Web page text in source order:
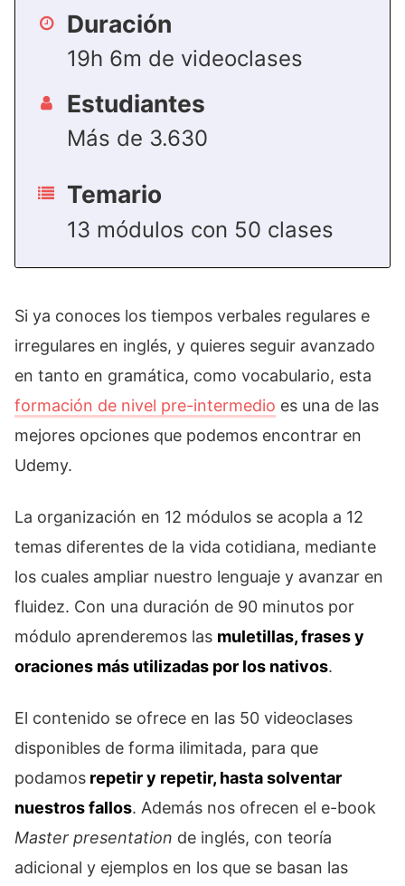
Duración
19h 6m de videoclases
Estudiantes
Más de 3.630
Temario
13 módulos con 50 clases
Si ya conoces los tiempos verbales regulares e
irregulares en inglés, y quieres seguir avanzado
en tanto en gramática, como vocabulario, esta
formación de nivel pre-intermedio es una de las
mejores opciones que podemos encontrar en
Udemy.
La organización en 12 módulos se acopla a 12
temas diferentes de la vida cotidiana, mediante
los cuales ampliar nuestro lenguaje y avanzar en
fluidez. Con una duración de 90 minutos por
módulo aprenderemos las muletillas, frases y
oraciones más utilizadas por los nativos.
El contenido se ofrece en las 50 videoclases
disponibles de forma ilimitada, para que
podamos repetir y repetir, hasta solventar
nuestros fallos. Además nos ofrecen el e-book
Master presentation de inglés, con teoría
adicional y ejemplos en los que se basan las